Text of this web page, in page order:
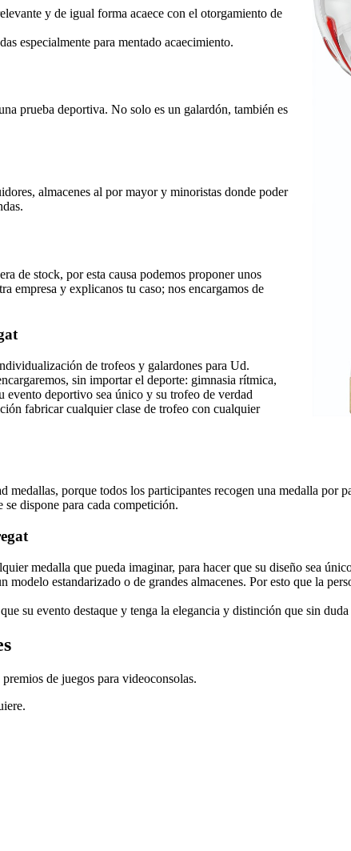
y de igual forma acaece con el otorgamiento de
especialmente para mentado acaecimiento.
prueba deportiva. No solo es un galardón, también es
almacenes al por mayor y minoristas donde poder
de stock, por esta causa podemos proponer unos
empresa y explicanos tu caso; nos encargamos de
de trofeos y galardones para Ud.
sin importar el deporte: gimnasia rítmica,
evento deportivo sea único y su trofeo de verdad
fabricar cualquier clase de trofeo con cualquier
medallas, porque todos los participantes recogen una medalla por
se dispone para cada competición.
medalla que pueda imaginar, para hacer que su diseño sea
estandarizado o de grandes almacenes. Por esto que la
su evento destaque y tenga la elegancia y distinción que sin duda
de juegos para videoconsolas.